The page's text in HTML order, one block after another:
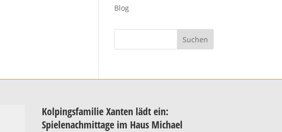
Blog
Kolpingsfamilie Xanten lädt ein:
Spielenachmittage im Haus Michael